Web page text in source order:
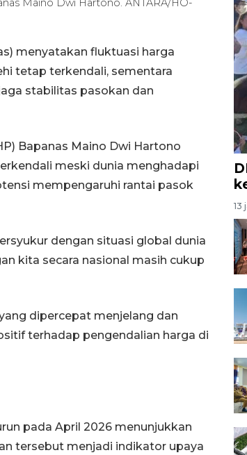
Maino Dwi Hartono. ANTARA/HO-
menyatakan fluktuasi harga
tetap terkendali, sementara
stabilitas pasokan dan
Bapanas Maino Dwi Hartono
meski dunia menghadapi
mempengaruhi rantai pasok
dengan situasi global dunia
kita secara nasional masih cukup
dipercepat menjelang dan
terhadap pengendalian harga di
pada April 2026 menunjukkan
tersebut menjadi indikator upaya
13